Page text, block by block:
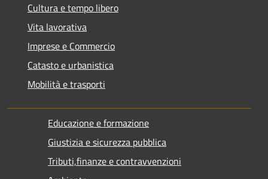
Cultura e tempo libero
Vita lavorativa
Imprese e Commercio
Catasto e urbanistica
Mobilità e trasporti
Educazione e formazione
Giustizia e sicurezza pubblica
Tributi,finanze e contravvenzioni